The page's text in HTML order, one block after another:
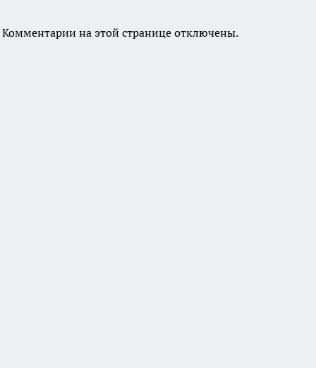
Комментарии на этой странице отключены.